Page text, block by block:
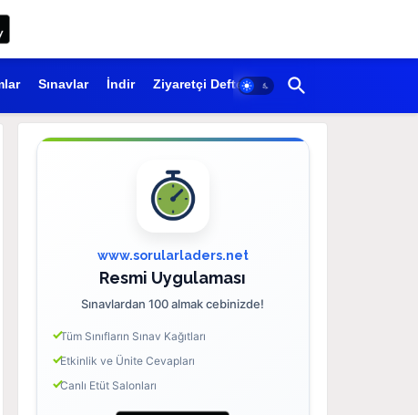
Sınavlar İndir Ziyaretçi Defteri
www.sorularladers.net
Resmi Uygulaması
Sınavlardan 100 almak cebinizde!
Tüm Sınıfların Sınav Kağıtları
Etkinlik ve Ünite Cevapları
Canlı Etüt Salonları